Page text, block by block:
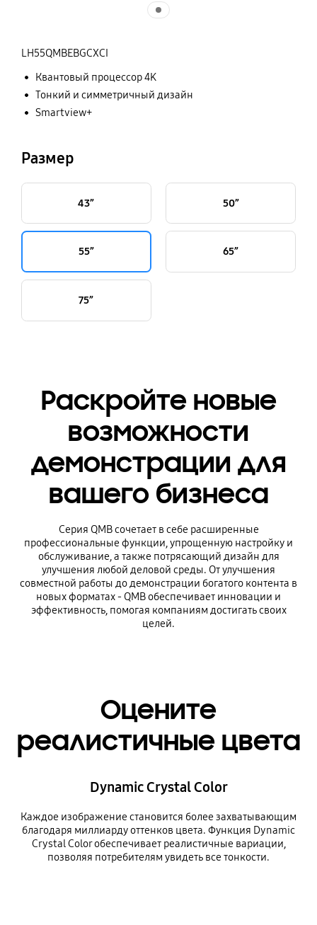
LH55QMBEBGCXCI
Квантовый процессор 4K
Тонкий и симметричный дизайн
Smartview+
Размер
43” 50”
55” 65”
75”
Раскройте новые
возможности
демонстрации для
вашего бизнеса
Серия QMB сочетает в себе расширенные
профессиональные функции, упрощенную настройку и
обслуживание, а также потрясающий дизайн для
улучшения любой деловой среды. От улучшения
совместной работы до демонстрации богатого контента в
новых форматах - QMB обеспечивает инновации и
эффективность, помогая компаниям достигать своих
целей.
Оцените
реалистичные цвета
Dynamic Crystal Color
Каждое изображение становится более захватывающим
благодаря миллиарду оттенков цвета. Функция Dynamic
Crystal Color обеспечивает реалистичные вариации,
позволяя потребителям увидеть все тонкости.